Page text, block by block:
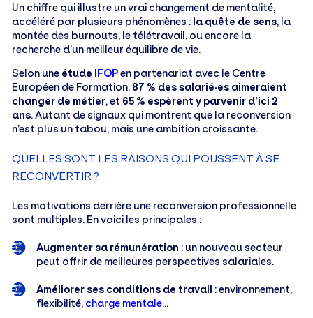
Un chiffre qui illustre un vrai changement de mentalité,
accéléré par plusieurs phénomènes : la quête de sens, la
montée des burnouts, le télétravail, ou encore la
recherche d’un meilleur équilibre de vie.
Selon une étude IFOPen partenariat avec le Centre
Européen de Formation, 87 % des salarié·es aimeraient
changer de métier, et 65 % espèrent y parvenir d’ici 2
ans. Autant de signaux qui montrent que la reconversion
n’est plus un tabou, mais une ambition croissante.
QUELLES SONT LES RAISONS QUI POUSSENT À SE
RECONVERTIR ?
Les motivations derrière une reconversion professionnelle
sont multiples. En voici les principales :
Augmenter sa rémunération : un nouveau secteur
peut offrir de meilleures perspectives salariales.
Améliorer ses conditions de travail : environnement,
flexibilité, charge mentale…